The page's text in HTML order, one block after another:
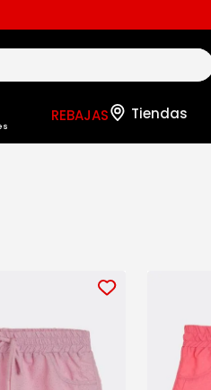
REBAJAS